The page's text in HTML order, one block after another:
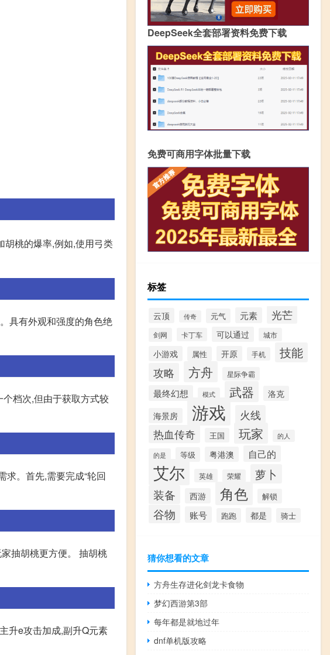
胡桃的爆率,例如,使用弓类
具有外观和强度的角色绝
档次,但由于获取方式较
求。首先,需要完成“轮回
抽胡桃更方便。 抽胡桃
升e攻击加成,副升Q元素
DeepSeek全套部署资料免费下载
免费可商用字体批量下载
标签
云顶 传奇 元气 元素 光芒
剑网 卡丁车 可以通过 城市
小游戏 属性 开原 手机 技能
攻略 方舟 星际争霸
最终幻想 模式 武器
洛克
海景房
游戏 火线
热血传奇 王国 玩家 的人
的是 等级 粤港澳 自己的
艾尔 英雄 荣耀 萝卜
装备 西游 角色 解锁
谷物 账号 跑跑 都是 骑士
猜你想看的文章
方舟生存进化剑龙卡食物
梦幻西游第3部
每年都是就地过年
dnf单机版攻略